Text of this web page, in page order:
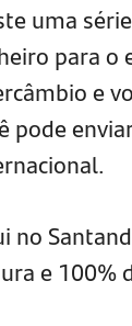
uma
para o
e
pode
no
e 100%